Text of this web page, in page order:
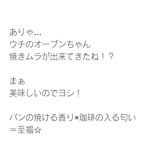
ありゃ…
ウチのオーブンちゃん
焼きムラが出来てきたね！？
まぁ
美味しいのでヨシ！
パンの焼ける香り×珈琲の入る匂い
＝至福☆